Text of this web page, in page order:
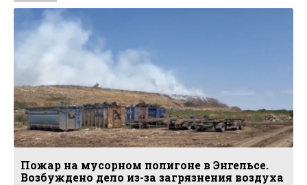
Пожар на мусорном полигоне в Энгельсе.
Возбуждено дело из-за загрязнения воздуха